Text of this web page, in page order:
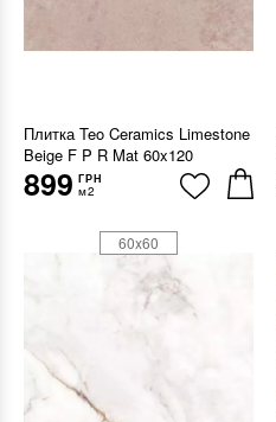
Плитка Teo Ceramics Limestone
Beige F P R Mat 60x120
899 ГРН
м2
60x60